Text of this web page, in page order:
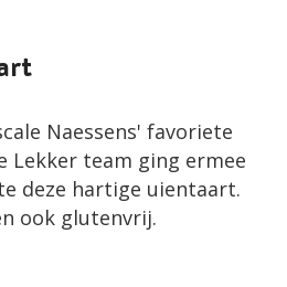
Naessens' favoriete
Lekker team ging ermee
deze hartige uientaart.
ook glutenvrij.